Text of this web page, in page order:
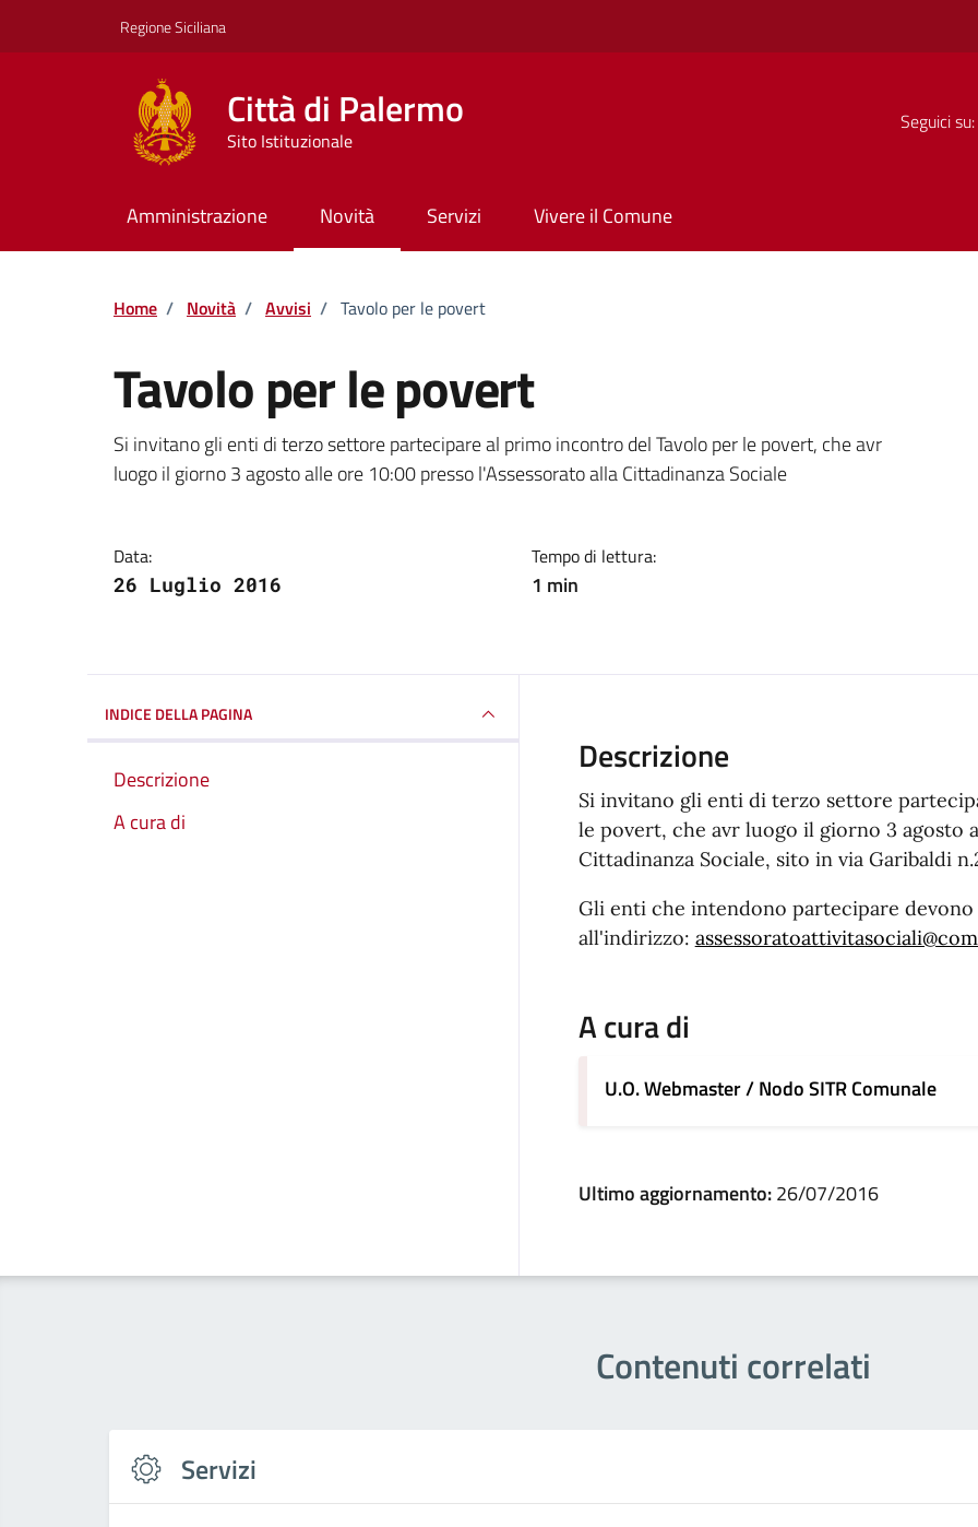
Regione Siciliana
Città di Palermo
Sito Istituzionale
Seguici su:
Amministrazione Novità Servizi Vivere il Comune
Home / Novità / Avvisi / Tavolo per le povert
Tavolo per le povert
Dettagli della notizia
Si invitano gli enti di terzo settore partecipare al primo incontro del Tavolo per le povert, che avr
luogo il giorno 3 agosto alle ore 10:00 presso l'Assessorato alla Cittadinanza Sociale
Data:
26 Luglio 2016
Tempo di lettura:
1 min
INDICE DELLA PAGINA
Descrizione
A cura di
Descrizione
Si invitano gli enti di terzo settore
le povert, che avr luogo il giorno 3 agosto
Cittadinanza Sociale, sito in via Garibaldi
Gli enti che intendono partecipare
all'indirizzo:
A cura di
U.O. Webmaster / Nodo SITR Comunale
Ultimo aggiornamento:26/07/2016
Contenuti correlati
Servizi